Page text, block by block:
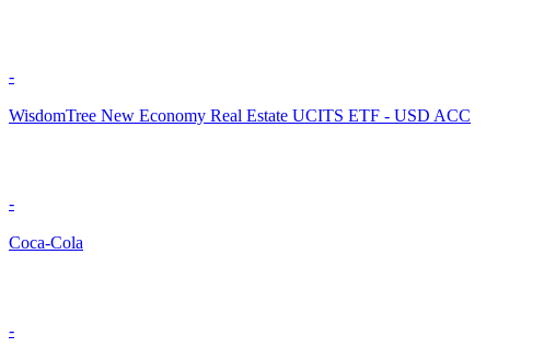
-
WisdomTree New Economy Real Estate UCITS ETF - USD ACC
-
Coca-Cola
-